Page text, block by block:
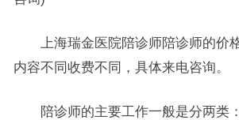
上海瑞金医院陪诊师陪诊师的价
内容不同收费不同，具体来电咨询。
陪诊师的主要工作一般是分两类：